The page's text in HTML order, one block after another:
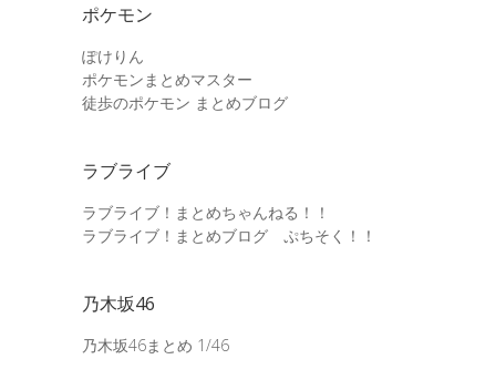
ポケモン
ぽけりん
ポケモンまとめマスター
徒歩のポケモン まとめブログ
ラブライブ
ラブライブ！まとめちゃんねる！！
ラブライブ！まとめブログ ぷちそく！！
乃木坂46
乃木坂46まとめ 1/46